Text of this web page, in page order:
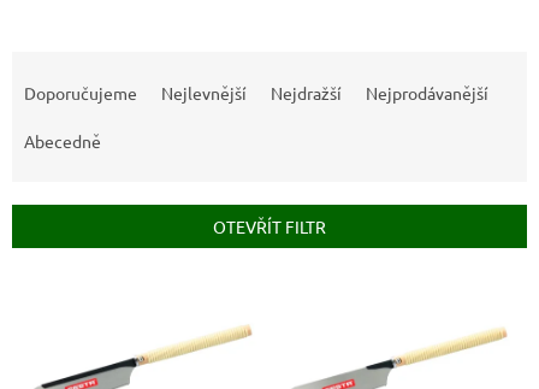
r
Doporučujeme Nejlevnější Nejdražší Nejprodávanější
Abecedně
OTEVŘÍT FILTR